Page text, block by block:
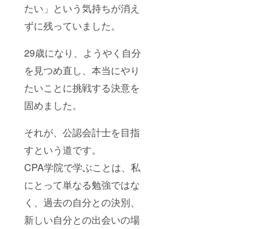
たい」という気持ちが消え
ずに残っていました。
29歳になり、ようやく自分
を見つめ直し、本当にやり
たいことに挑戦する決意を
固めました。
それが、公認会計士を目指
すという道です。
CPA学院で学ぶことは、私
にとって単なる勉強ではな
く、過去の自分との決別、
新しい自分との出会いの場